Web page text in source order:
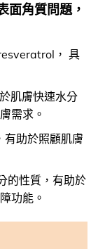
面角質問題，
， 具
肌膚快速水分
需求。
助於照顧肌膚
的性質，有助於
功能。